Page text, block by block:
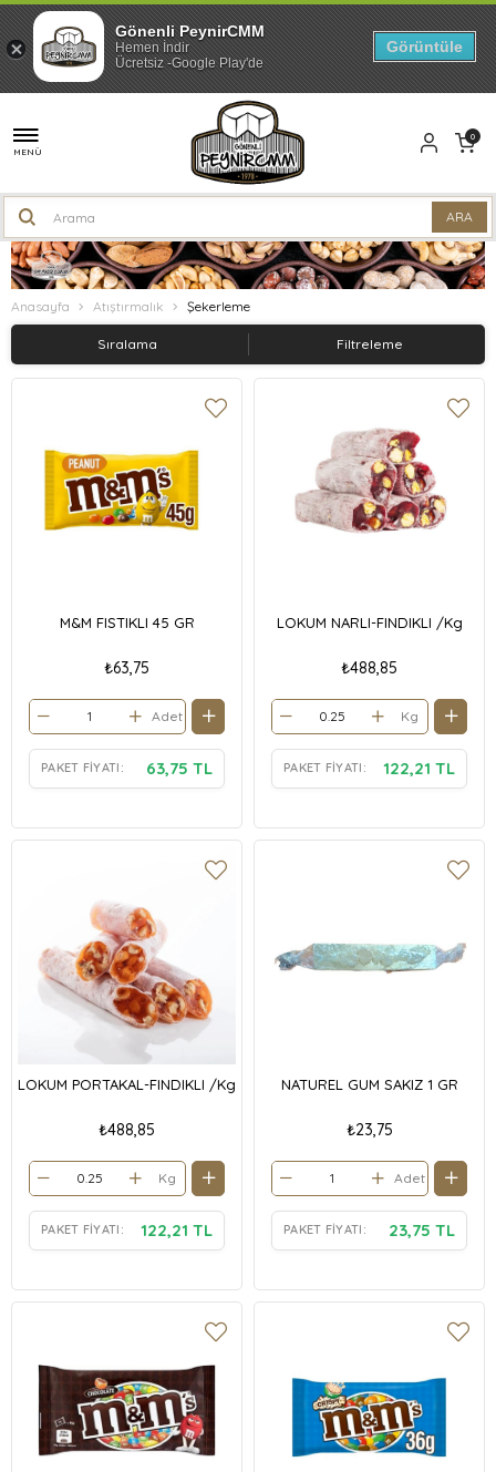
MENÜ
0
Anasayfa Atıştırmalık Şekerleme
Filtreleme
Sıralama
M&M FISTIKLI 45 GR
₺63,75
Adet
PAKET FIYATI: 63,75 TL
LOKUM NARLI-FINDIKLI /Kg
₺488,85
Kg
PAKET FIYATI: 122,21 TL
LOKUM PORTAKAL-FINDIKLI /Kg
₺488,85
Kg
PAKET FIYATI: 122,21 TL
NATUREL GUM SAKIZ 1 GR
₺23,75
Adet
PAKET FIYATI: 23,75 TL
Gönenli PeynirCMM
Hemen İndir
Ücretsiz -Google Play'de
Görüntüle